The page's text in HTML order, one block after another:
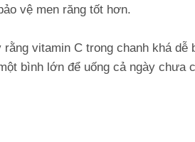
vệ men răng tốt hơn.
vitamin C trong chanh khá dễ
bình lớn để uống cả ngày chưa